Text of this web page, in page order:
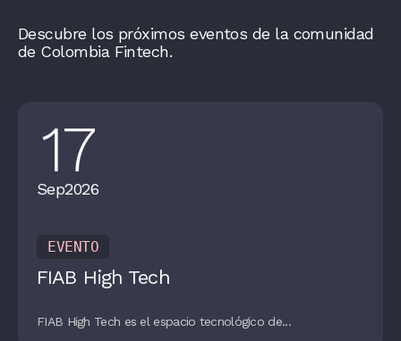
Descubre los próximos eventos de la comunidad
de Colombia Fintech.
17
Sep2026
EVENTO
FIAB High Tech
FIAB High Tech es el espacio tecnológico de...